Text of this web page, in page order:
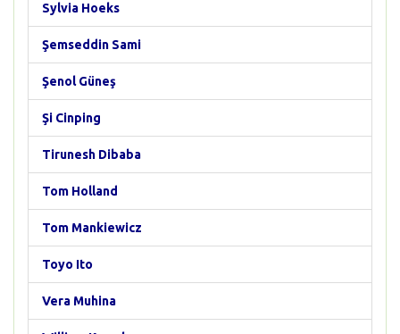
Sylvia Hoeks
Şemseddin Sami
Şenol Güneş
Şi Cinping
Tirunesh Dibaba
Tom Holland
Tom Mankiewicz
Toyo Ito
Vera Muhina